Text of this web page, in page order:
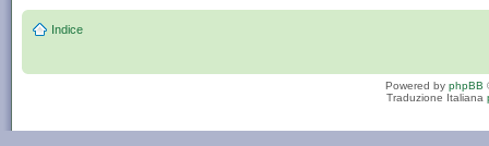
Indice
Powered by phpBB
Traduzione Italiana